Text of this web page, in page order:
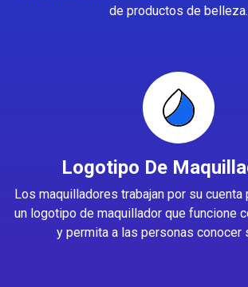
de productos de belleza.
Logotipo De
Los maquilladores trabajan por su
un logotipo de maquillador que funcione
y permita a las personas conocer